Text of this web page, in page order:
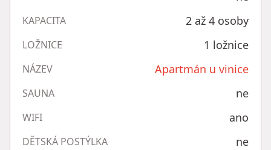
KAPACITA 2 až 4 osoby
LOŽNICE 1 ložnice
NÁZEV Apartmán u vinice
SAUNA ne
WIFI ano
DĚTSKÁ POSTÝLKA ne